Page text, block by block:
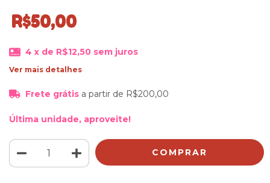
R$50,00
4 x de R$12,50 sem juros
Ver mais detalhes
Frete grátis a partir de R$200,00
Última unidade, aproveite!